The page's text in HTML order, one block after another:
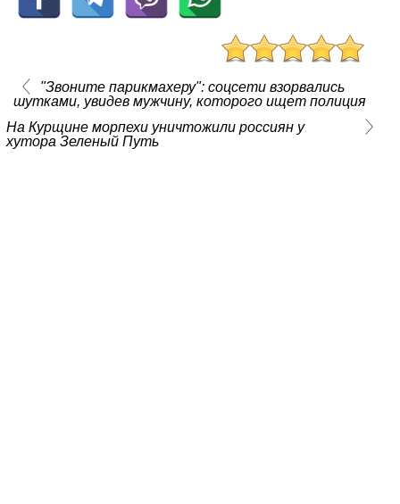
"Звоните парикмахеру": соцсети взорвались
шутками, увидев мужчину, которого ищет полиция
На Курщине морпехи уничтожили россиян у
хутора Зеленый Путь